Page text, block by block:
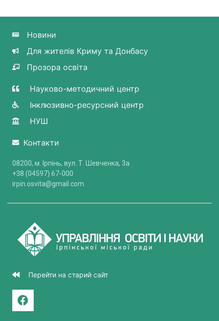
Новини
Для жителів Криму та Донбасу
Прозора освіта
Науково-методичний центр
Інклюзивно-ресурсний центр
НУШ
Контакти
08200, м. Ірпінь, вул. Т. Шевченка, 3a
+38 (04597) 67-000
irpin.osvita@gmail.com
Перейти на старий сайт